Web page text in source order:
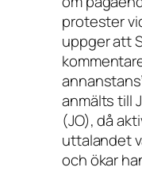
protester
uppger att
anmälts till
(JO), då
uttalandet
och ökar